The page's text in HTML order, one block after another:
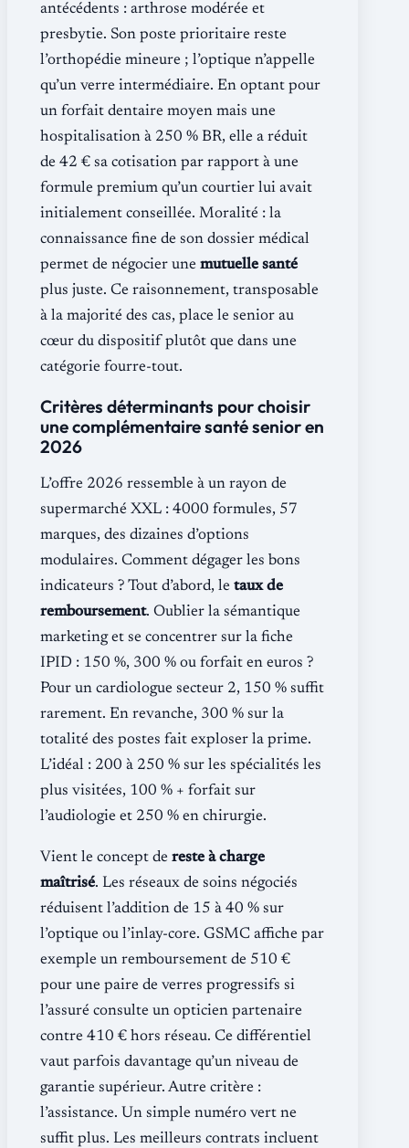
antécédents : arthrose modérée et
presbytie. Son poste prioritaire reste
l’orthopédie mineure ; l’optique n’appelle
qu’un verre intermédiaire. En optant pour
un forfait dentaire moyen mais une
hospitalisation à 250 % BR, elle a réduit
de 42 € sa cotisation par rapport à une
formule premium qu’un courtier lui avait
initialement conseillée. Moralité : la
connaissance fine de son dossier médical
permet de négocier une mutuelle santé
plus juste. Ce raisonnement, transposable
à la majorité des cas, place le senior au
cœur du dispositif plutôt que dans une
catégorie fourre-tout.
Critères déterminants pour choisir
une complémentaire santé senior en
2026
L’offre 2026 ressemble à un rayon de
supermarché XXL : 4000 formules, 57
marques, des dizaines d’options
modulaires. Comment dégager les bons
indicateurs ? Tout d’abord, le taux de
remboursement. Oublier la sémantique
marketing et se concentrer sur la fiche
IPID : 150 %, 300 % ou forfait en euros ?
Pour un cardiologue secteur 2, 150 % suffit
rarement. En revanche, 300 % sur la
totalité des postes fait exploser la prime.
L’idéal : 200 à 250 % sur les spécialités les
plus visitées, 100 % + forfait sur
l’audiologie et 250 % en chirurgie.
Vient le concept de reste à charge
maîtrisé. Les réseaux de soins négociés
réduisent l’addition de 15 à 40 % sur
l’optique ou l’inlay-core. GSMC affiche par
exemple un remboursement de 510 €
pour une paire de verres progressifs si
l’assuré consulte un opticien partenaire
contre 410 € hors réseau. Ce différentiel
vaut parfois davantage qu’un niveau de
garantie supérieur. Autre critère :
l’assistance. Un simple numéro vert ne
suffit plus. Les meilleurs contrats incluent